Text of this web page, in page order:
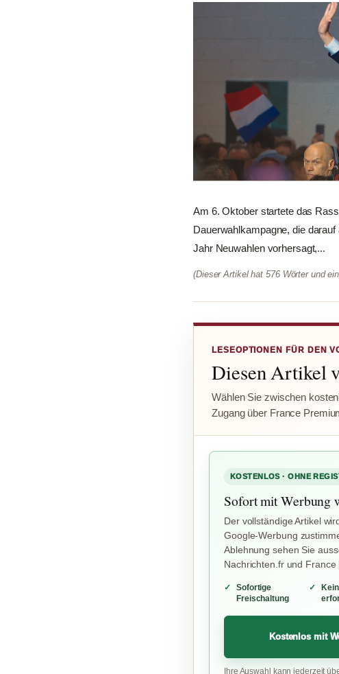
Am 6. Oktober startete das
Dauerwahlkampagne, die
Jahr Neuwahlen vorhersagt,...
(Dieser Artikel hat 576 Wörter und
LESEOPTIONEN FÜR DEN
Diesen Artikel
Wählen Sie zwischen
Zugang über France
KOSTENLOS · OHNE
Sofort mit Werbung
Der vollständige Artikel
Google-Werbung
Ablehnung sehen Sie
Nachrichten.fr und France
Sofortige
Freischaltung
Kostenlos mit
Ihre Auswahl kann jederzeit